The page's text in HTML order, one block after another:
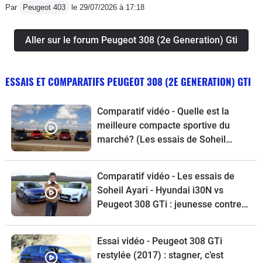
Par Peugeot 403 le 29/07/2026 à 17:18
Aller sur le forum Peugeot 308 (2e Generation) Gti
ESSAIS ET COMPARATIFS PEUGEOT 308 (2E GENERATION) GTI
Comparatif vidéo - Quelle est la
meilleure compacte sportive du
marché? (Les essais de Soheil
Comparatif vidéo - Les essais de
Soheil Ayari - Hyundai i30N vs
Peugeot 308 GTi : jeunesse contre
Essai vidéo - Peugeot 308 GTi
restylée (2017) : stagner, c’est